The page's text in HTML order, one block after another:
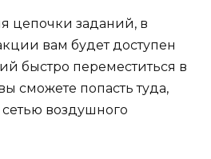
цепочки заданий, в
вам будет доступен
быстро переместиться в
сможете попасть туда,
воздушного